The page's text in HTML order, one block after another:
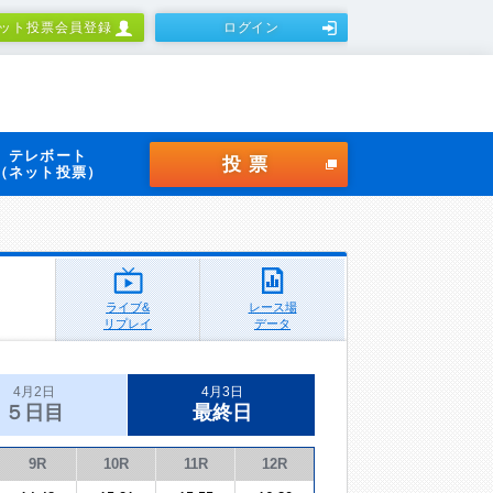
ト投票会員登録 ログイン
テレボート
ネット投票）
投票
ライブ&
リプレイ
レース場
データ
4月2日
５日目
4月3日
最終日
9R 10R 11R 12R